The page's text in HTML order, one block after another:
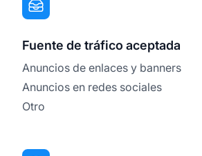
Fuente de tráfico aceptada
Anuncios de enlaces y banners
Anuncios en redes sociales
Otro